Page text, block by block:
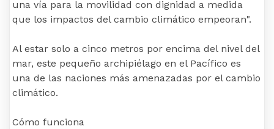
una vía para la movilidad con dignidad a medida
que los impactos del cambio climático empeoran".
Al estar solo a cinco metros por encima del nivel del
mar, este pequeño archipiélago en el Pacífico es
una de las naciones más amenazadas por el cambio
climático.
Cómo funciona